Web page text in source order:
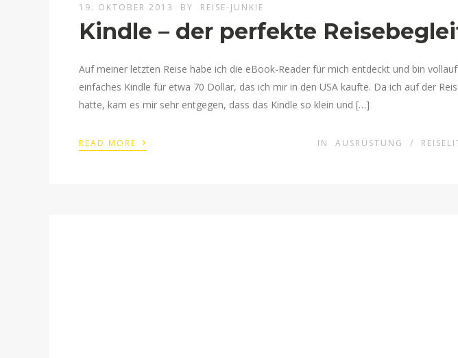
19. OKTOBER 2013 BY REISE-JUNKIE
Kindle – der perfekte
Auf meiner letzten Reise habe ich die eBook-Reader für mich entdeckt und bin
einfaches Kindle für etwa 70 Dollar, das ich mir in den USA kaufte. Da ich auf der
hatte, kam es mir sehr entgegen, dass das Kindle so klein und […]
READ MORE › IN AUSRÜSTUNG /